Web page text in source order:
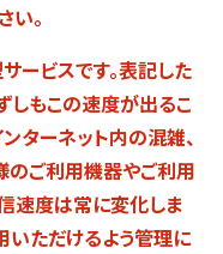
。
ービスです。表記した
しもこの速度が出るこ
ターネット内の混雑、
のご利用機器やご利用
速度は常に変化しま
いただけるよう管理に